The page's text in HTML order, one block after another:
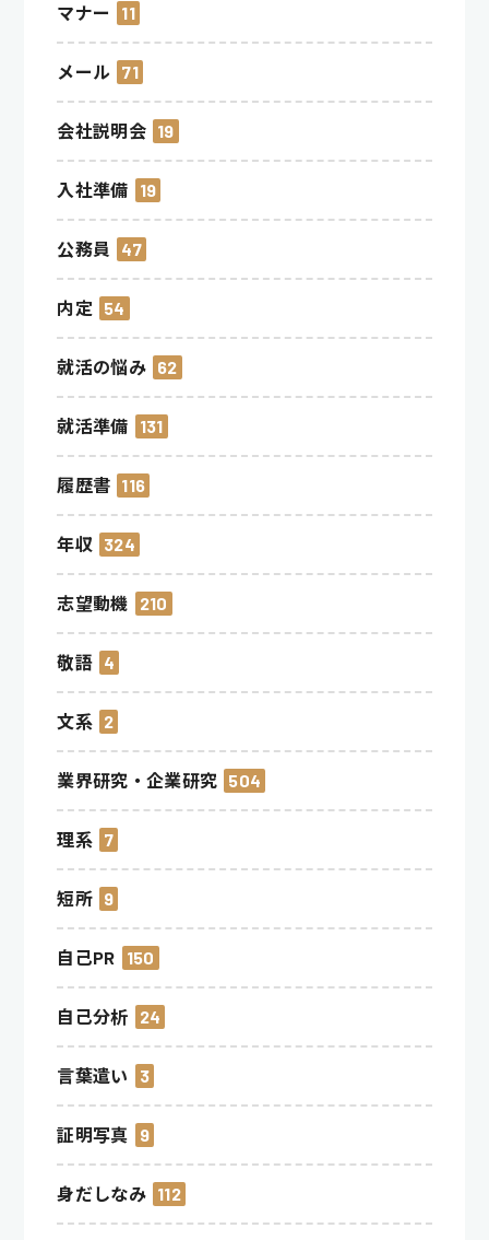
マナー 11
メール 71
会社説明会 19
入社準備 19
公務員 47
内定 54
就活の悩み 62
就活準備 131
履歴書 116
年収 324
志望動機 210
敬語 4
文系 2
業界研究・企業研究 504
理系 7
短所 9
自己PR 150
自己分析 24
言葉遣い 3
証明写真 9
身だしなみ 112